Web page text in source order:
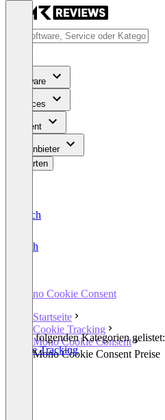
Software
Services
Content
Für Anbieter
Bewerten
Deutsch
English
Mono Cookie Consent
Startseite
Cookie Tracking
Mono Cookie Consent
Mono Cookie Consent Preise
In den folgenden Kategorien gelistet:
Cookie Tracking